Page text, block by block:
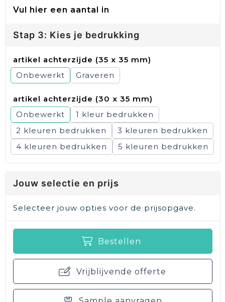
Vul hier een aantal in
Stap 3: Kies je bedrukking
artikel achterzijde (35 x 35 mm)
Onbewerkt
Graveren
artikel achterzijde (30 x 35 mm)
Onbewerkt
1
2
3
4
5
Jouw selectie en prijs
Selecteer jouw opties voor de prijsopgave.
Bestellen
Vrijblijvende offerte